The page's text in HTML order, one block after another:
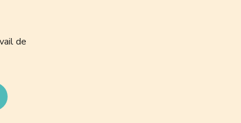
de